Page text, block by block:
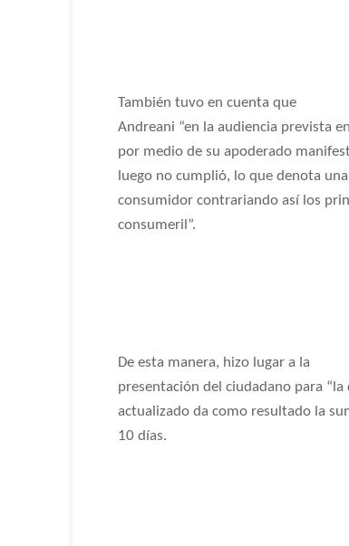
También tuvo en cuenta que
Andreani “en la audiencia prevista
por medio de su apoderado
luego no cumplió, lo que denota
consumidor contrariando así los
consumeril”.
De esta manera, hizo lugar a la
presentación del ciudadano para
actualizado da como resultado la
10 días.